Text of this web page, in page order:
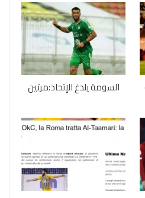
السومة يلدغ الإتحاد:مرتين